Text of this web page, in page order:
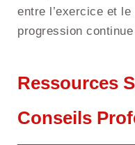
entre l’exercice et
progression
Ressources
Conseils